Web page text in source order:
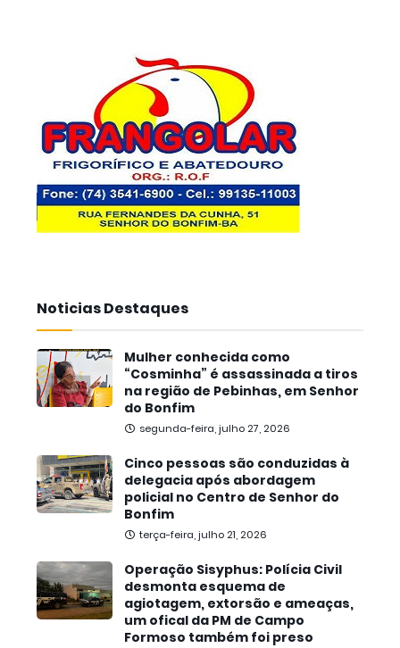
Noticias Destaques
Mulher conhecida como
“Cosminha” é assassinada a tiros
na região de Pebinhas, em Senhor
do Bonfim
segunda-feira, julho 27, 2026
Cinco pessoas são conduzidas à
delegacia após abordagem
policial no Centro de Senhor do
Bonfim
terça-feira, julho 21, 2026
Operação Sisyphus: Polícia Civil
desmonta esquema de
agiotagem, extorsão e ameaças,
um ofical da PM de Campo
Formoso também foi preso